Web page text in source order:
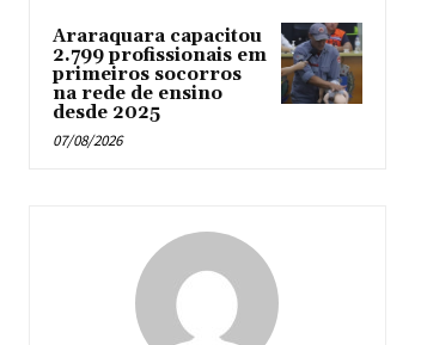
Araraquara capacitou
2.799 profissionais em
primeiros socorros
na rede de ensino
desde 2025
07/08/2026